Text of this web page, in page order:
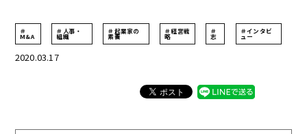
＃
M&A
＃人事・
組織
＃起業家の
素養
＃経営戦
略
＃
志
＃インタビ
ュー
2020.03.17